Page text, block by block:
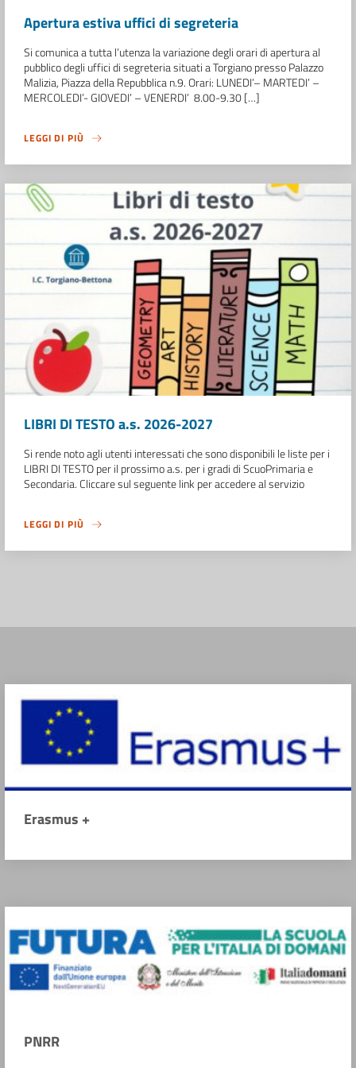
Apertura estiva uffici di segreteria
Si comunica a tutta l’utenza la variazione degli orari di apertura al
pubblico degli uffici di segreteria situati a Torgiano presso Palazzo
Malizia, Piazza della Repubblica n.9. Orari: LUNEDI’– MARTEDI’ –
MERCOLEDI’- GIOVEDI’ – VENERDI’ 8.00-9.30 […]
LEGGI DI PIÙ
LIBRI DI TESTO a.s. 2026-2027
Si rende noto agli utenti interessati che sono disponibili le liste per i
LIBRI DI TESTO per il prossimo a.s. per i gradi di ScuoPrimaria e
Secondaria. Cliccare sul seguente link per accedere al servizio
LEGGI DI PIÙ
Erasmus +
PNRR